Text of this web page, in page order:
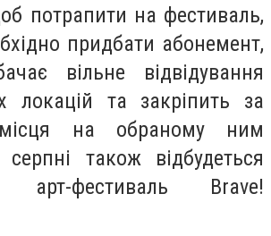
потрапити на фестиваль,
придбати абонемент,
вільне відвідування
локацій та закріпить за
на обраному ним
також відбудеться
арт-фестиваль Brave!